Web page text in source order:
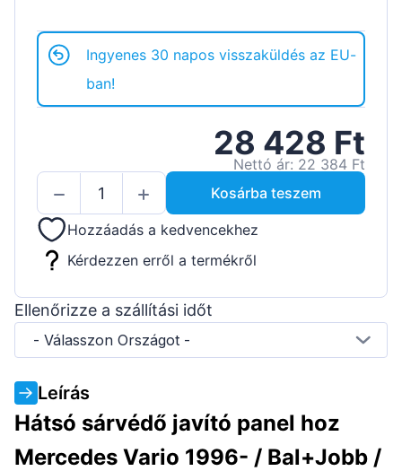
Ingyenes 30 napos visszaküldés az EU-
ban!
28 428 Ft
Nettó ár: 22 384 Ft
Kosárba teszem
Hozzáadás a kedvencekhez
Kérdezzen erről a termékről
Ellenőrizze a szállítási időt
- Válasszon Országot -
Leírás
Hátsó sárvédő javító panel hoz
Mercedes Vario 1996- / Bal+Jobb /